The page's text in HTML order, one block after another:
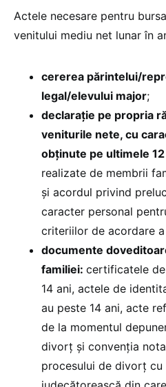
Actele necesare pentru
venitului mediu net lunar în
cererea părintelui/
legal/elevului major;
declarație pe propria
veniturile nete, cu
obținute pe ultimele
realizate de membrii
și acordul privind
caracter personal
criteriilor de acordare
documente
familiei: certificatele
14 ani, actele de
au peste 14 ani, acte
de la momentul
divorț și convenția
procesului de divorț